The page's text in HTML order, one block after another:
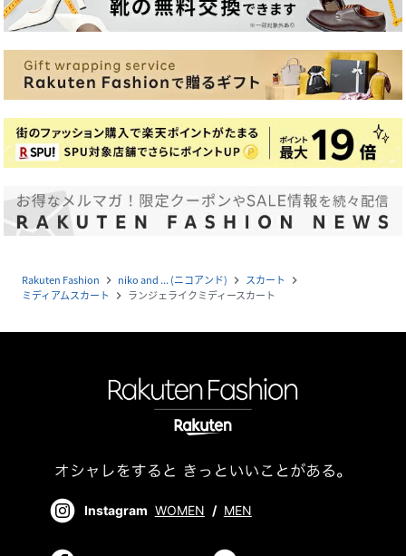
Rakuten Fashion navigate_next niko and ... (ニコアンド) navigate_next スカート navigate_next
ミディアムスカート navigate_next ランジェライクミディースカート
Instagram WOMEN / MEN